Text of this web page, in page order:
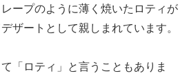
ープのように薄く焼いたロティが
ザートとして親しまれています。
「ロティ」と言うこともありま